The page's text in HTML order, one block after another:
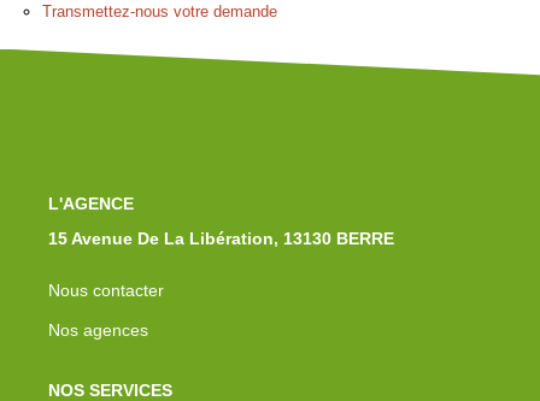
Nos Agences
Notre Équipe
Transmettez-nous votre demande
L'AGENCE
15 Avenue De La Libération, 13130 BERRE
Nous contacter
Nos agences
NOS SERVICES